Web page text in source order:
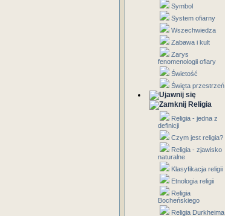
Symbol
System ofiarny
Wszechwiedza
Zabawa i kult
Zarys
fenomenologii ofiary
Świetość
Święta przestrzeń
Religia
Religia - jedna z
definicji
Czym jest religia?
Religia - zjawisko
naturalne
Klasyfikacja religii
Etnologia religii
Religia
Bocheńskiego
Religia Durkheima